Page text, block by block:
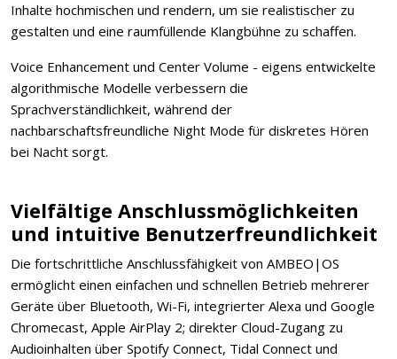
Inhalte hochmischen und rendern, um sie realistischer zu
gestalten und eine raumfüllende Klangbühne zu schaffen.
Voice Enhancement und Center Volume - eigens entwickelte
algorithmische Modelle verbessern die
Sprachverständlichkeit, während der
nachbarschaftsfreundliche Night Mode für diskretes Hören
bei Nacht sorgt.
Vielfältige Anschlussmöglichkeiten
und intuitive Benutzerfreundlichkeit
Die fortschrittliche Anschlussfähigkeit von AMBEO|OS
ermöglicht einen einfachen und schnellen Betrieb mehrerer
Geräte über Bluetooth, Wi-Fi, integrierter Alexa und Google
Chromecast, Apple AirPlay 2; direkter Cloud-Zugang zu
Audioinhalten über Spotify Connect, Tidal Connect und